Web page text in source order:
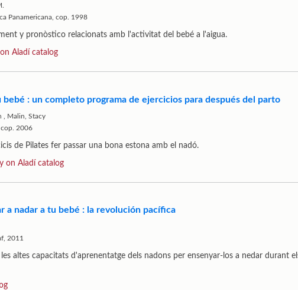
Panamericana, cop. 1998
y pronòstico relacionats amb l'activitat del bebé a l'aigua.
Aladí catalog
bebé : un completo programa de ejercicios para después del parto
Malin, Stacy
2006
de Pilates fer passar una bona estona amb el nadó.
on Aladí catalog
a nadar a tu bebé : la revolución pacífica
2011
altes capacitats d'aprenentatge dels nadons per ensenyar-los a nedar durant